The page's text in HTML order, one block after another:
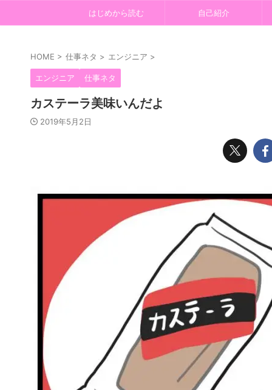
はじめから読む 自己紹介
HOME > 仕事ネタ > エンジニア >
エンジニア 仕事ネタ
カステーラ美味いんだよ
2019年5月2日